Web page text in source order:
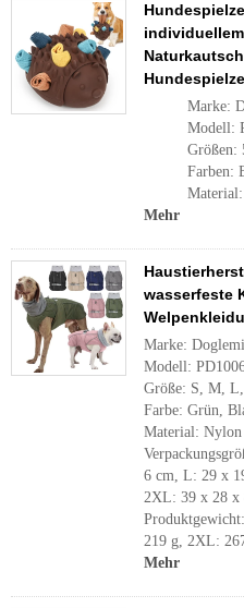
Marke:
Modell:
Größen:
Farben:
Mehr
wasserfeste
Marke: Doglemi
Modell:
Größe: S, M,
Farbe: Grün,
Material: Nylon
6 cm, L: 29 x
2XL: 39 x 28 x
219 g, 2XL:
Mehr